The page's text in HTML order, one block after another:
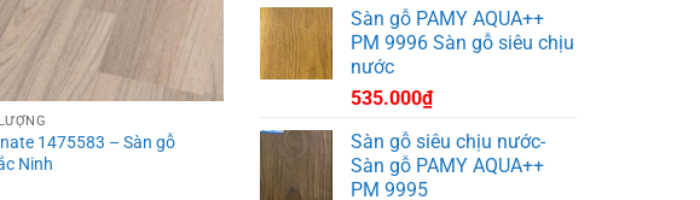
1475583 – Sàn gỗ
Ninh
Sàn gỗ PAMY AQUA++
PM 9996 Sàn gỗ siêu chịu
nước
535.000₫
Sàn gỗ siêu chịu nước-
Sàn gỗ PAMY AQUA++
PM 9995